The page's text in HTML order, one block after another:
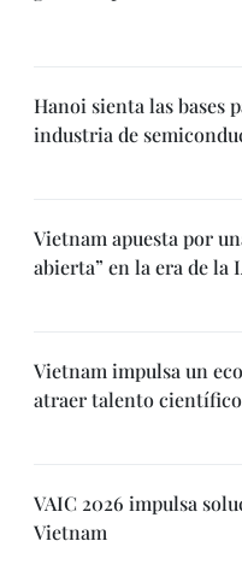
Hanoi sienta las bases
industria de
Vietnam apuesta por
abierta” en la era de la
Vietnam impulsa un
atraer talento científico
VAIC 2026 impulsa
Vietnam